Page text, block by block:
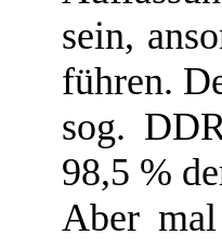
sein,
führen.
sog.
98,5 %
Aber